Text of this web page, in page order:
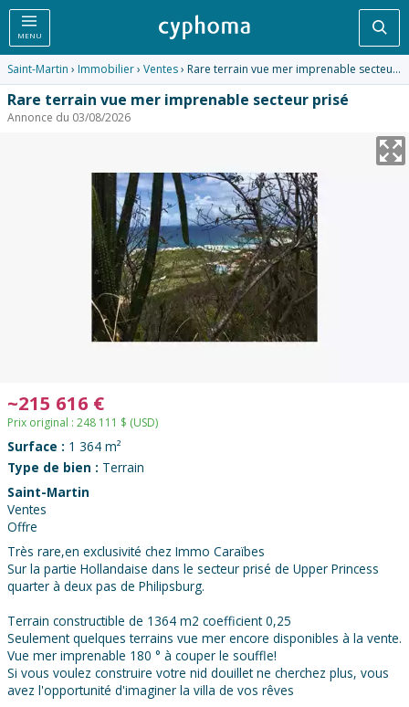
MENU
Saint-Martin › Immobilier› Ventes› Rare terrain vue mer imprenable secteur prisé
Rare terrain vue mer imprenable secteur prisé
Annonce du 03/08/2026
~215 616 €
Prix original : 248 111 $ (USD)
Surface : 1 364 m²
Type de bien : Terrain
Saint-Martin
Ventes
Offre
Très rare,en exclusivité chez Immo Caraïbes
Sur la partie Hollandaise dans le secteur prisé de Upper Princess
quarter à deux pas de Philipsburg.
Terrain constructible de 1364 m2 coefficient 0,25
Seulement quelques terrains vue mer encore disponibles à la vente.
Vue mer imprenable 180 ° à couper le souffle!
Si vous voulez construire votre nid douillet ne cherchez plus, vous
avez l'opportunité d'imaginer la villa de vos rêves